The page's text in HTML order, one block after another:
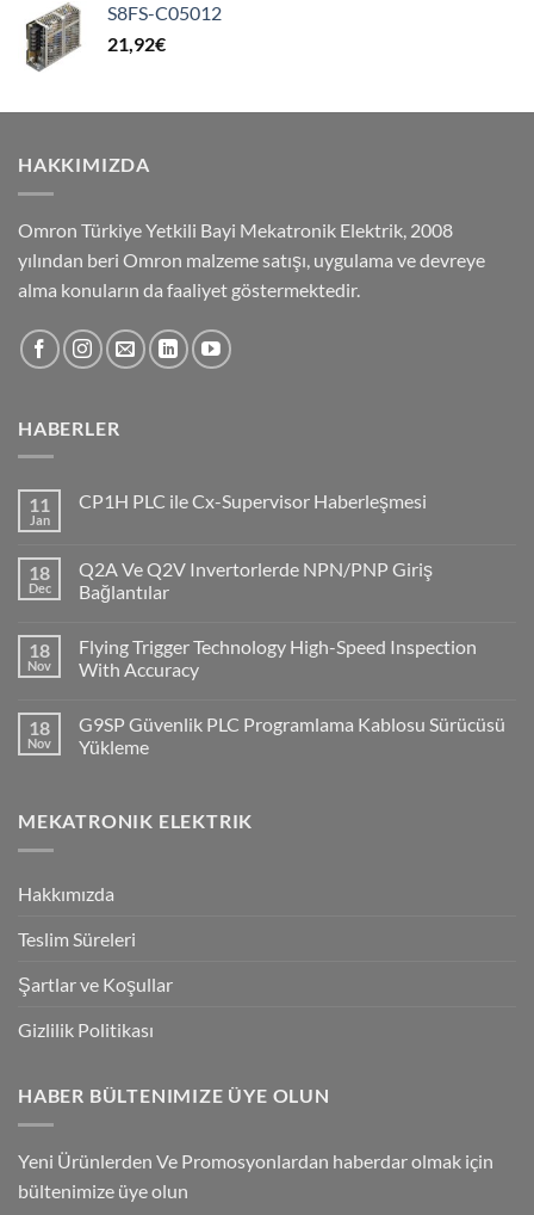
S8FS-C05012
21,92€
HAKKIMIZDA
Omron Türkiye Yetkili Bayi Mekatronik Elektrik, 2008
yılından beri Omron malzeme satışı, uygulama ve devreye
alma konuların da faaliyet göstermektedir.
HABERLER
11
Jan
CP1H PLC ile Cx-Supervisor Haberleşmesi
CP1H
PLC
ile
Haberleşmesi
18
Dec
Q2A Ve Q2V Invertorlerde NPN/PNP Giriş
Bağlantılar
on
Q2A
Ve
NPN/PNP
Giriş
Bağlantılar
18
Nov
Flying Trigger Technology High-Speed Inspection
With Accuracy
on
Flying
Trigger
Inspection
With
18
Nov
G9SP Güvenlik PLC Programlama Kablosu Sürücüsü
Yükleme
G9SP
Güvenlik
Sürücüsü
MEKATRONIK ELEKTRIK
Hakkımızda
Teslim Süreleri
Şartlar ve Koşullar
Gizlilik Politikası
HABER BÜLTENIMIZE ÜYE OLUN
Yeni Ürünlerden Ve Promosyonlardan haberdar olmak için
bültenimize üye olun